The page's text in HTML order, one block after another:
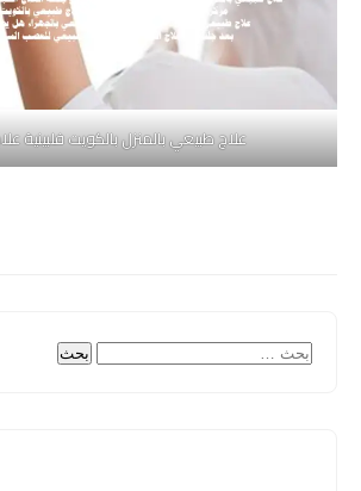
علاج طبيعي بالمنزل بالكويت فلبينية
البحث